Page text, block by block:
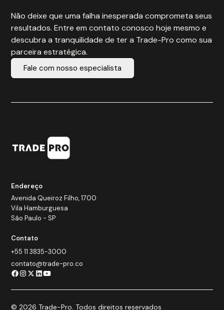
Não deixe que uma falha inesperada comprometa seus
resultados. Entre em contato conosco hoje mesmo e
descubra a tranquilidade de ter a Trade-Pro como sua
parceira estratégica.
Fale com nosso especialista
Endereço
Avenida Queiroz Filho, 1700
Vila Hamburguesa
São Paulo - SP
Contato
+55 11 3835-3000
contato@trade-pro.co
© 2026 Trade-Pro. Todos direitos reservados